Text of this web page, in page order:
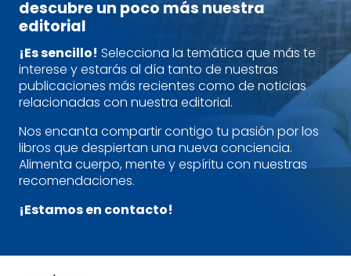
descubre un poco más nuestra
editorial
¡Es sencillo! Selecciona la temática que más te
interese y estarás al día tanto de nuestras
publicaciones más recientes como de noticias
relacionadas con nuestra editorial.
Nos encanta compartir contigo tu pasión por los
libros que despiertan una nueva conciencia.
Alimenta cuerpo, mente y espíritu con nuestras
recomendaciones.
¡Estamos en contacto!